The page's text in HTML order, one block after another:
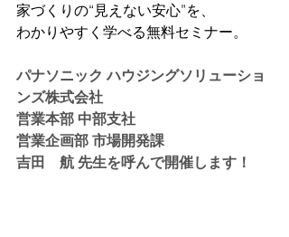
家づくりの“見えない安心”を、
わかりやすく学べる無料セミナー。
パナソニック ハウジングソリューショ
ンズ株式会社
営業本部 中部支社
営業企画部 市場開発課
吉田　航 先生を呼んで開催します！